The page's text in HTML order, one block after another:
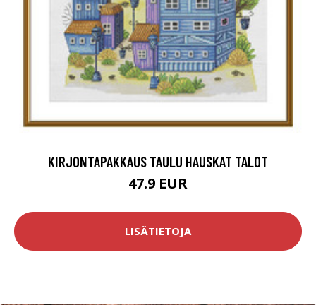
KIRJONTAPAKKAUS TAULU HAUSKAT TALOT
47.9 EUR
LISÄTIETOJA